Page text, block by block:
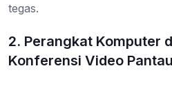
tegas.
2. Perangkat Komputer
Konferensi Video